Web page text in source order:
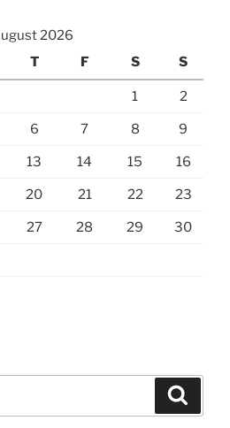
2026
T F S S
1 2
6 7 8 9
13 14 15 16
20 21 22 23
27 28 29 30